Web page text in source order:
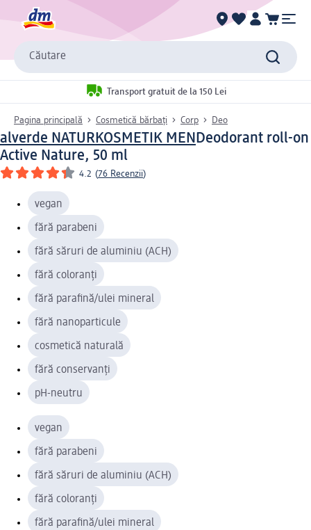
Căutare
Transport gratuit de la 150 Lei
Pagina principală Cosmetică bărbați Corp Deo
alverde NATURKOSMETIK MENDeodorant roll-on
Active Nature, 50 ml
4.2 (76 Recenzii)
vegan
fără parabeni
fără săruri de aluminiu (ACH)
fără coloranți
fără parafină/ulei mineral
fără nanoparticule
cosmetică naturală
fără conservanți
pH-neutru
vegan
fără parabeni
fără săruri de aluminiu (ACH)
fără coloranți
fără parafină/ulei mineral